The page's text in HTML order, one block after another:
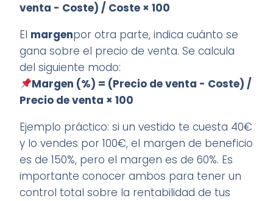
venta - Coste) / Coste × 100
El margenpor otra parte, indica cuánto se
gana sobre el precio de venta. Se calcula
del siguiente modo:
Margen (%) = (Precio de venta - Coste) /
Precio de venta × 100
Ejemplo práctico: si un vestido te cuesta 40€
y lo vendes por 100€, el margen de beneficio
es de 150%, pero el margen es de 60%. Es
importante conocer ambos para tener un
control total sobre la rentabilidad de tus